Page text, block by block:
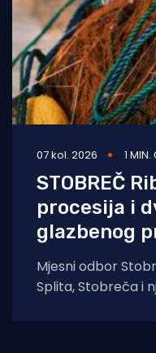
07 kol. 2026 1
STOBREČ
procesija i
glazbenog
Mjesni odbor
Splita, Stobreča i